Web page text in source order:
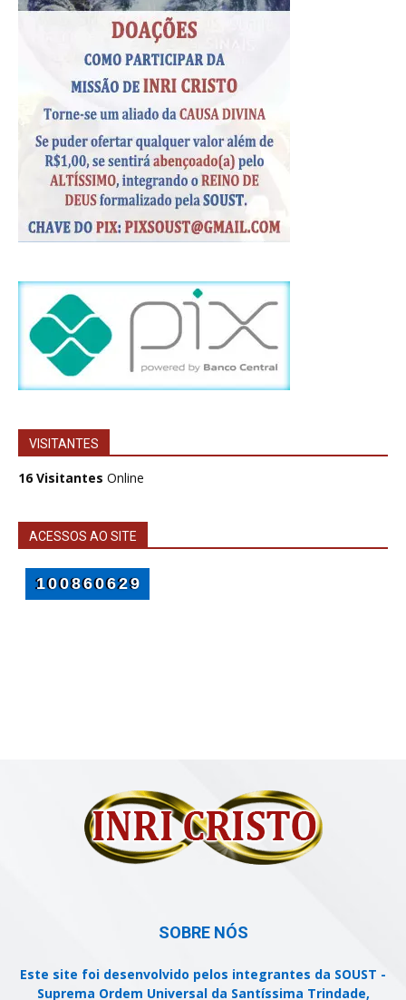
VISITANTES
16 Visitantes Online
ACESSOS AO SITE
SOBRE NÓS
Este site foi desenvolvido pelos integrantes da SOUST -
Suprema Ordem Universal da Santíssima Trindade,